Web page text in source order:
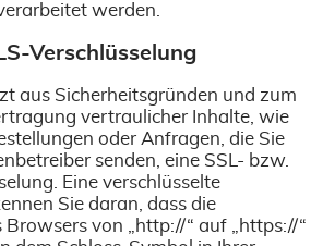
werden.
Verschlüsselung
aus Sicherheitsgründen und zum
vertraulicher Inhalte, wie
oder Anfragen, die Sie
senden, eine SSL- bzw.
Eine verschlüsselte
Sie daran, dass die
Browsers von „http://“ auf „https://“